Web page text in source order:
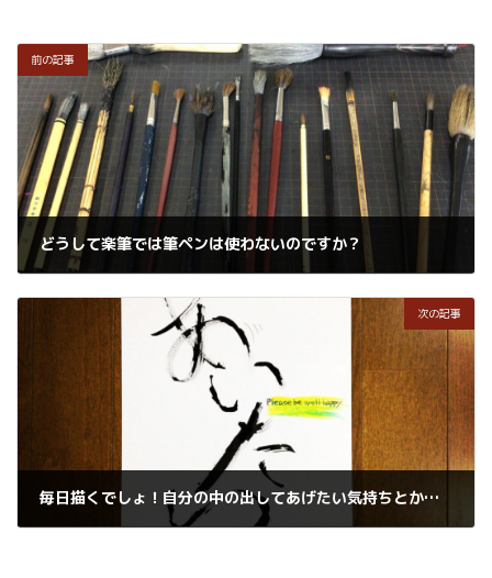
前の記事
どうして楽筆では筆ペンは使わないのですか？
次の記事
毎日描くでしょ！自分の中の出してあげたい気持ちとかを言葉にして絵にして色にしてね、、、